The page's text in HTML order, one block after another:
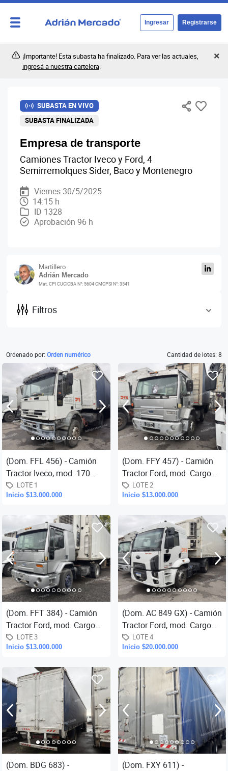
Ingresar Registrarse
¡Importante! Esta subasta ha finalizado. Para ver las actuales,
ingresá a nuestra cartelera.
Empresa de transporte
SUBASTA EN VIVO
SUBASTA FINALIZADA
Camiones Tractor Iveco y Ford, 4
Semirremolques Sider, Baco y Montenegro
Viernes 30/5/2025
14:15 h
ID 1328
Aprobación 96 h
Martillero
Adrián Mercado
Mat. CPI CUCICBA N°: 5604 CMCPSI N°: 3541
Filtros
Ordenado por: Orden numérico Cantidad de lotes: 8
(Dom. FFL 456) - Camión
Tractor Iveco, mod. 170
E21T, año 2005, cabina
dormitorio, tracción 4x2,
LOTE 1
Inicio $13.000.000
(Dom. FFY 457) - Camión
Tractor Ford, mod. Cargo
1831, año 2005, cabina
dormitorio, tracción 4x2,
LOTE 2
Inicio $13.000.000
(Dom. FFT 384) - Camión
Tractor Ford, mod. Cargo
1831, año 2005, cabina
dormitorio, tracción 4x2,
LOTE 3
Inicio $13.000.000
(Dom. AC 849 GX) - Camión
Tractor Ford, mod. Cargo
1723, año 2018, cabina
dormitorio, tracción 4x2,...
LOTE 4
Inicio $20.000.000
(Dom. BDG 683) -
(Dom. FXY 611) -